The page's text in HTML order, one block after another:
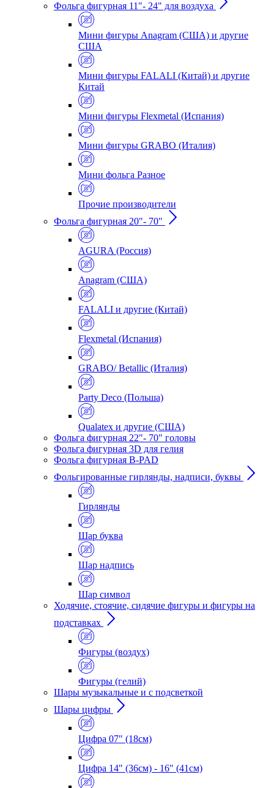
Фольга фигурная 11"- 24" для воздуха
Мини фигуры Anagram (США) и другие
США
Мини фигуры FALALI (Китай) и другие
Китай
Мини фигуры Flexmetal (Испания)
Мини фигуры GRABO (Италия)
Мини фольга Разное
Прочие производители
Фольга фигурная 20"- 70"
AGURA (Россия)
Anagram (США)
FALALI и другие (Китай)
Flexmetal (Испания)
GRABO/ Betallic (Италия)
Party Deco (Польша)
Qualatex и другие (США)
Фольга фигурная 22"- 70" головы
Фольга фигурная 3D для гелия
Фольга фигурная B-PAD
Фольгированные гирлянды, надписи, буквы
Гирлянды
Шар буква
Шар надпись
Шар символ
Ходячие, стоячие, сидячие фигуры и фигуры на
подставках
Фигуры (воздух)
Фигуры (гелий)
Шары музыкальные и с подсветкой
Шары цифры
Цифра 07" (18см)
Цифра 14" (36см) - 16" (41см)